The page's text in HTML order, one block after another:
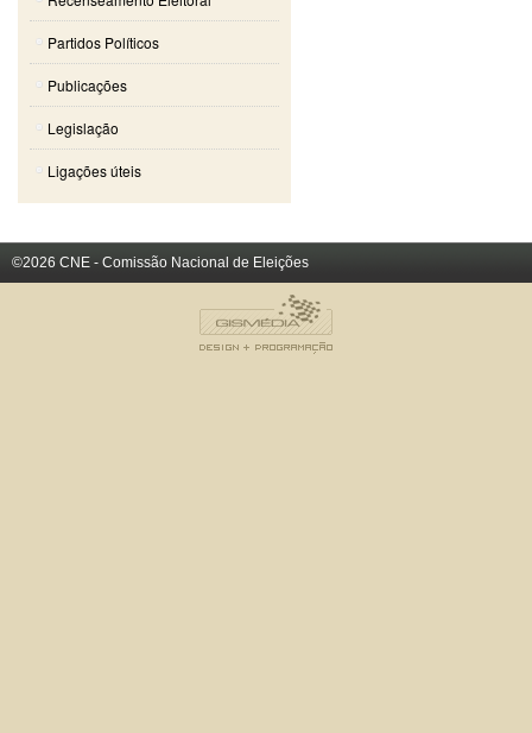
Partidos Políticos
Publicações
Legislação
Ligações úteis
©2026 CNE - Comissão Nacional de Eleições